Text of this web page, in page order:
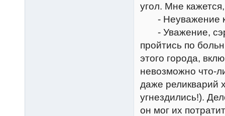
угол. Мне
- Неуважение к
- Уважение,
пройтись по
этого города,
невозможно что-
даже реликварий
угнездились!).
он мог их